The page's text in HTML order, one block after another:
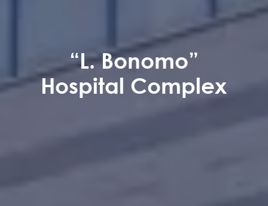
“L. Bonomo”
Hospital Complex